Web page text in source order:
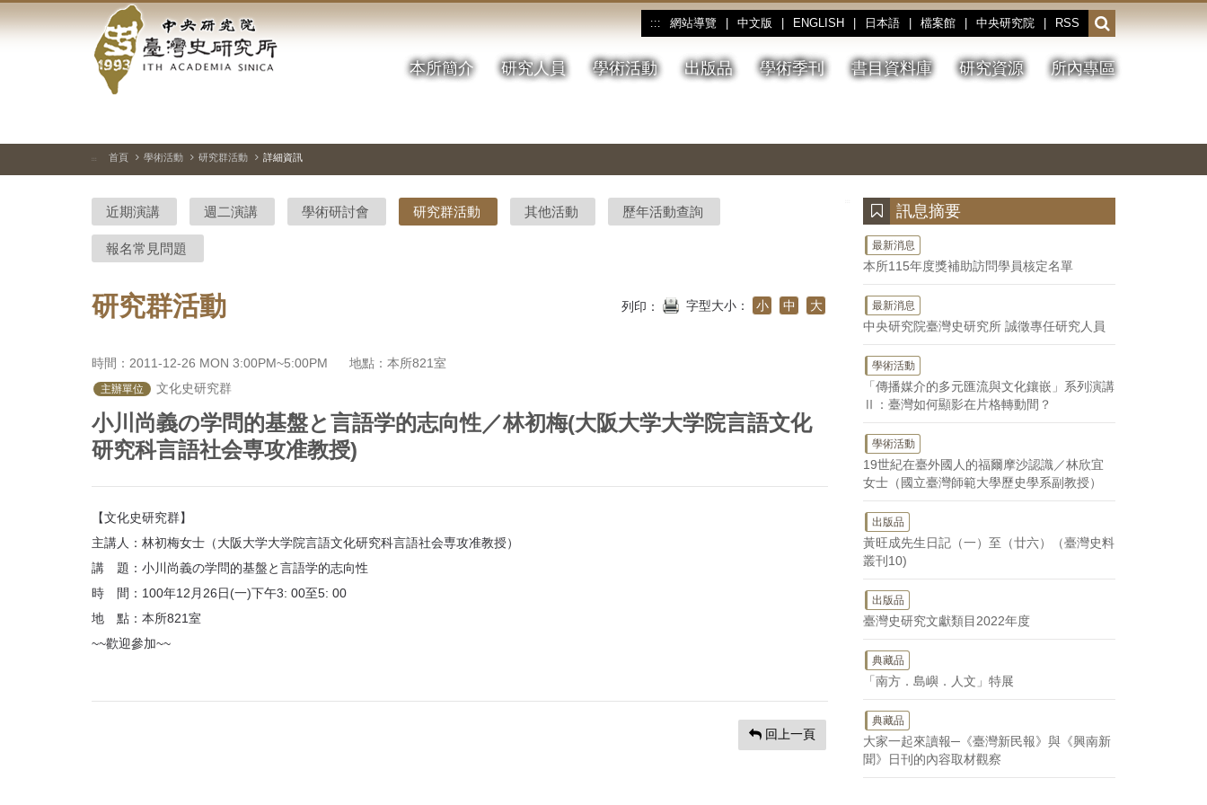
到
中
央
研
院-
臺
灣
史
研
所-
首
頁
::: 網站導覽 中文版 ENGLISH 日本語 檔案館 中央研究院 RSS
開
啟
或
收
本所簡介 研究人員 學術活動 出版品 學術季刊 書目資料庫 研究資源 所內專區
停、
圖
圖
結
::: 首頁 學術活動 研究群活動 詳細資訊
近期演講 週二演講 學術研討會 研究群活動 其他活動 歷年活動查詢
報名常見問題
研究群活動 列印： 字型大小： 小 中 大
時間：2011-12-26 MON 3:00PM~5:00PM 地點：本所821室
主辦單位 文化史研究群
小川尚義の学問的基盤と言語学的志向性／林初梅(大阪大学大学院言語文化
研究科言語社会専攻准教授)
【文化史研究群】
主講人：林初梅女士（大阪大学大学院言語文化研究科言語社会専攻准教授）
講 題：小川尚義の学問的基盤と言語学的志向性
時 間：100年12月26日(一)下午3: 00至5: 00
地 點：本所821室
~~歡迎參加~~
回上一頁
訊息摘要
最新消息
本所115年度獎補助訪問學員核定名單
最新消息
中央研究院臺灣史研究所 誠徵專任研究人員
學術活動
「傳播媒介的多元匯流與文化鑲嵌」系列演講
Ⅱ：臺灣如何顯影在片格轉動間？
學術活動
19世紀在臺外國人的福爾摩沙認識／林欣宜
女士（國立臺灣師範大學歷史學系副教授）
出版品
黃旺成先生日記（一）至（廿六）（臺灣史料
叢刊10)
出版品
臺灣史研究文獻類目2022年度
典藏品
「南方．島嶼．人文」特展
典藏品
大家一起來讀報─《臺灣新民報》與《興南新
聞》日刊的內容取材觀察